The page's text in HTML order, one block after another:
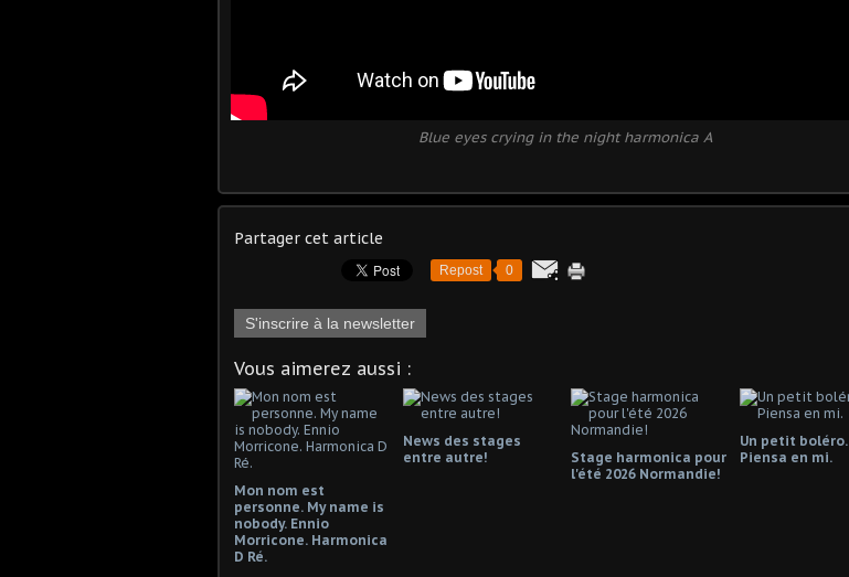
Blue eyes crying in the night harmonica A
Partager cet article
Repost 0
S'inscrire à la newsletter
Vous aimerez aussi :
Mon nom est
personne. My name is
nobody. Ennio
Morricone. Harmonica
D Ré.
News des stages
entre autre!
Stage harmonica pour
l'été 2026 Normandie!
Un petit boléro.
Piensa en mi.